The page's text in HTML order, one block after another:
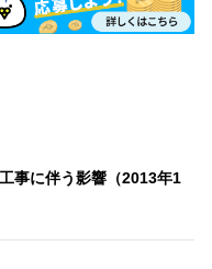
事に伴う影響（2013年1